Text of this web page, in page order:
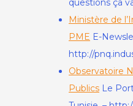
questions ça
Ministère de
PME E-
http://
Observatoire
Publics Le